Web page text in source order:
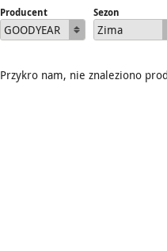
Producent
GOODYEAR
Sezon
Zima
Przykro nam, nie znaleziono